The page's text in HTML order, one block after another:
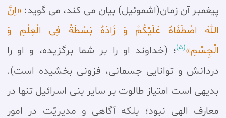
پيغمبر آن زمان(اشموئيل) بيان مى كند، مى گويد: «اِنَّ
اللهَ اصْطَفَاهُ عَلَيْكُمْ وَ زَادَهُ بَسْطَةً فِى الْعِلْمِ وَ
الْجِسْمِ»(5)
؛ (خداوند او را بر شما برگزيده، و او را
دردانش و توانایى جسمانى، فزونى بخشیده است).
بديهى است امتياز طالوت بر ساير بنى اسرائيل تنها در
معارف الهى نبود؛ بلكه آگاهى و مديريّت در امور